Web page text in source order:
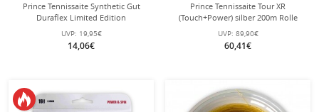
Prince Tennissaite Synthetic Gut
Duraflex Limited Edition
(Allround+Haltbarkeit) bunt 12m Set
UVP: 19,95€
14,06€
Prince Tennissaite Tour XR
(Touch+Power) silber 200m Rolle
UVP: 89,90€
60,41€